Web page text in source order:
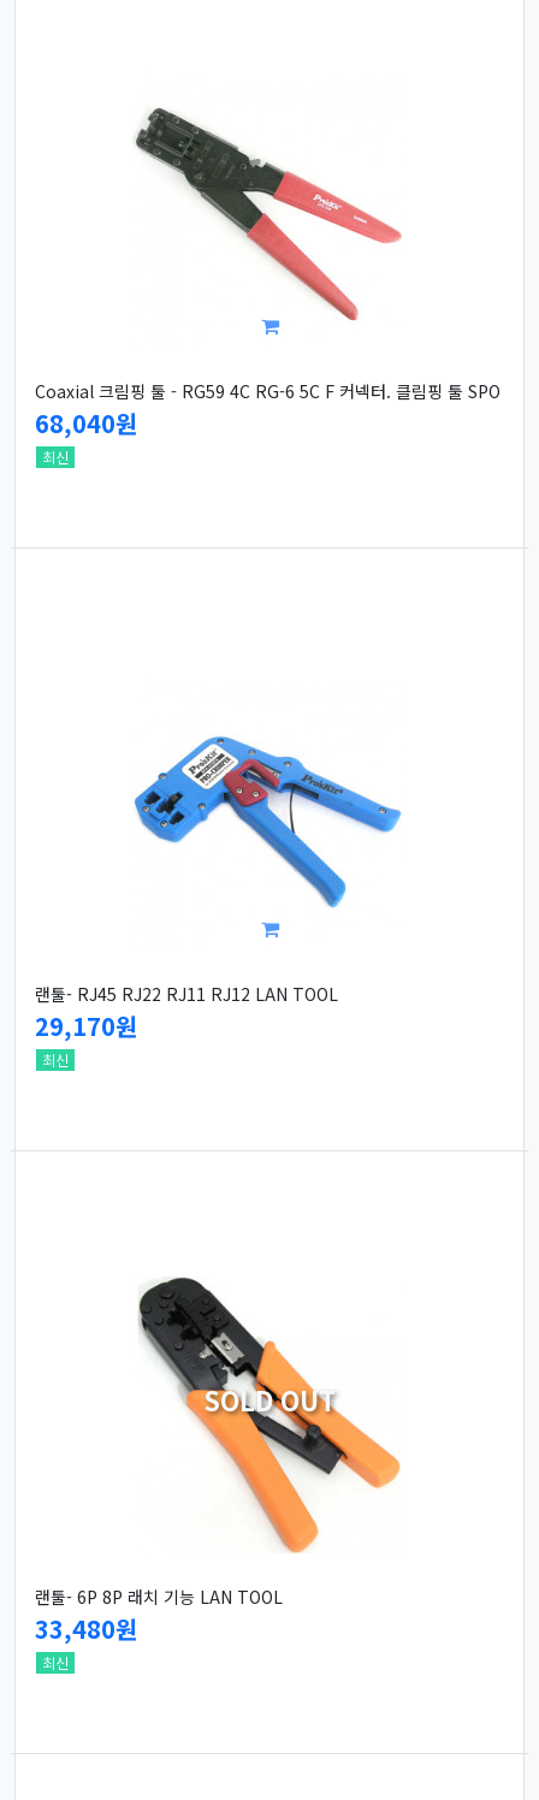
Coaxial 크림핑 툴 - RG59 4C RG-6 5C F 커넥터. 클림핑 툴 SPO
68,040원
최신
랜툴- RJ45 RJ22 RJ11 RJ12 LAN TOOL
29,170원
최신
SOLD OUT
랜툴- 6P 8P 래치 기능 LAN TOOL
33,480원
최신